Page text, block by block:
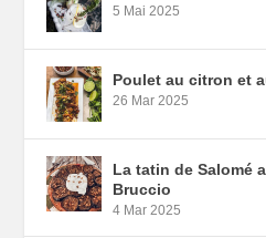
5 Mai 2025
Poulet au citron et
26 Mar 2025
La tatin de Salomé
Bruccio
4 Mar 2025